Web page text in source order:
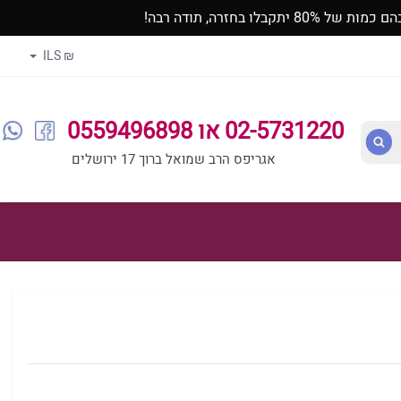
תודה רבה!
₪ ILS
02-5731220 או 0559496898
אגריפס הרב שמואל ברוך 17 ירושלים